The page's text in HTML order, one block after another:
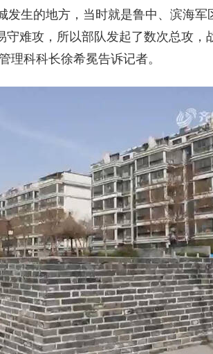
发生的地方，当时就是鲁中、滨海军
难攻，所以部队发起了数次总攻，
科科长徐希冕告诉记者。